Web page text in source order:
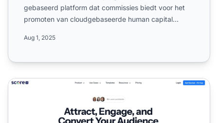
gebaseerd platform dat commissies biedt voor het
promoten van cloudgebaseerde human capital
Aug 1, 2025
ScoreApp Affiliate Programma